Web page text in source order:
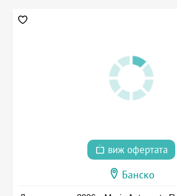
виж офертата
Банско